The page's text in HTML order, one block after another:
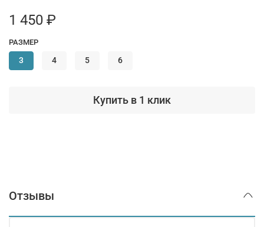
1 450 ₽
Купить в 1 клик
РАЗМЕР
3 4 5 6
Отзывы